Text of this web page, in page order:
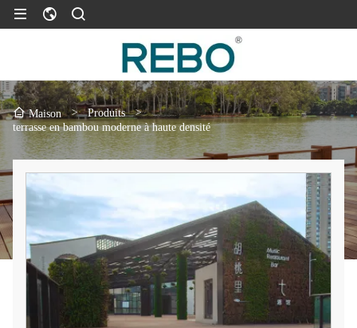
Maison > Produits
>
terrasse en bambou moderne à haute densité